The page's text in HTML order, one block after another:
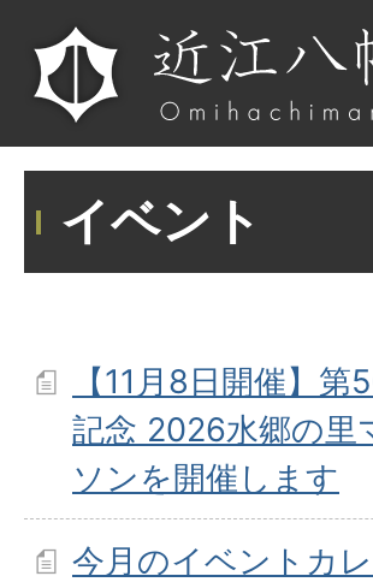
イベント
【11月8日開催】第
記念 2026水郷の里
ソンを開催します
今月のイベントカ